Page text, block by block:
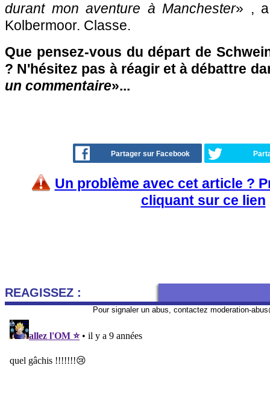
durant mon aventure à Manchester» , a
Kolbermoor. Classe.
Que pensez-vous du départ de
? N'hésitez pas à réagir et à débattre
un commentaire»...
Partager sur Facebook
Un problème avec cet article ?
cliquant sur ce lien
REAGISSEZ :
Pour signaler un abus, contactez moderation-